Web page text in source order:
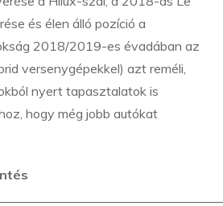
és élen álló pozíció a
2018/2019-es évadában az
versenygépekkel) azt reméli,
nyert tapasztalatok is
hogy még jobb autókat